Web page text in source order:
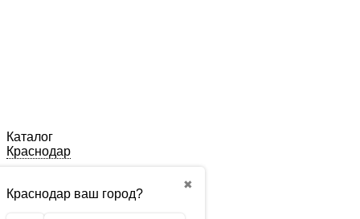
Каталог
Краснодар
✖
Краснодар ваш город?